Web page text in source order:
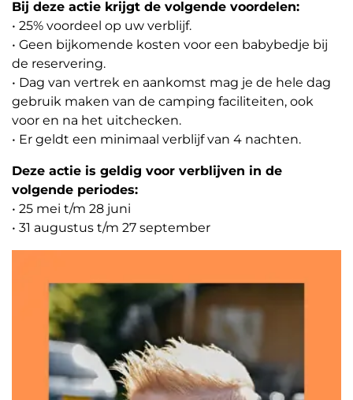
Bij deze actie krijgt de volgende voordelen:
• 25% voordeel op uw verblijf.
• Geen bijkomende kosten voor een babybedje bij
de reservering.
• Dag van vertrek en aankomst mag je de hele dag
gebruik maken van de camping faciliteiten, ook
voor en na het uitchecken.
• Er geldt een minimaal verblijf van 4 nachten.
Deze actie is geldig voor verblijven in de
volgende periodes:
• 25 mei t/m 28 juni
• 31 augustus t/m 27 september